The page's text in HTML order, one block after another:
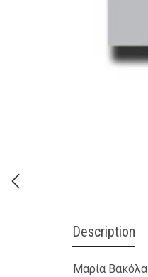
Description
Μαρία Βακόλα